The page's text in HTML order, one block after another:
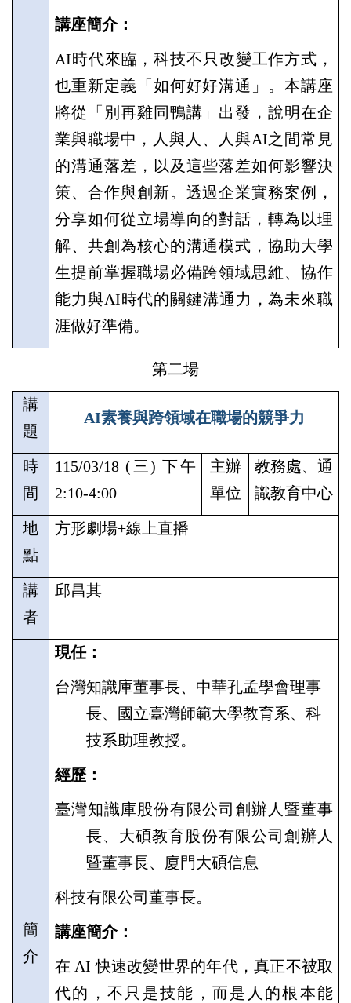
講座簡介：
AI時代來臨，科技不只改變工作方式，
也重新定義「如何好好溝通」。本講座
將從「別再雞同鴨講」出發，說明在企
業與職場中，人與人、人與AI之間常見
的溝通落差，以及這些落差如何影響決
策、合作與創新。透過企業實務案例，
分享如何從立場導向的對話，轉為以理
解、共創為核心的溝通模式，協助大學
生提前掌握職場必備跨領域思維、協作
能力與AI時代的關鍵溝通力，為未來職
涯做好準備。
第二場
講
題
AI素養與跨領域在職場的競爭力
時
間
115/03/18 ( 三)下午
2:10-4:00
主辦
單位
教務處、通
識教育中心
地
點
方形劇場+線上直播
講
者
邱昌其
簡
介
現任：
台灣知識庫董事長、中華孔孟學會理事
長、國立臺灣師範大學教育系、科
技系助理教授。
經歷：
臺灣知識庫股份有限公司創辦人暨董事
長、大碩教育股份有限公司創辦人
暨董事長、廈門大碩信息
科技有限公司董事長。
講座簡介：
在 AI快速改變世界的年代，真正不被取
代的，不只是技能，而是人的根本能